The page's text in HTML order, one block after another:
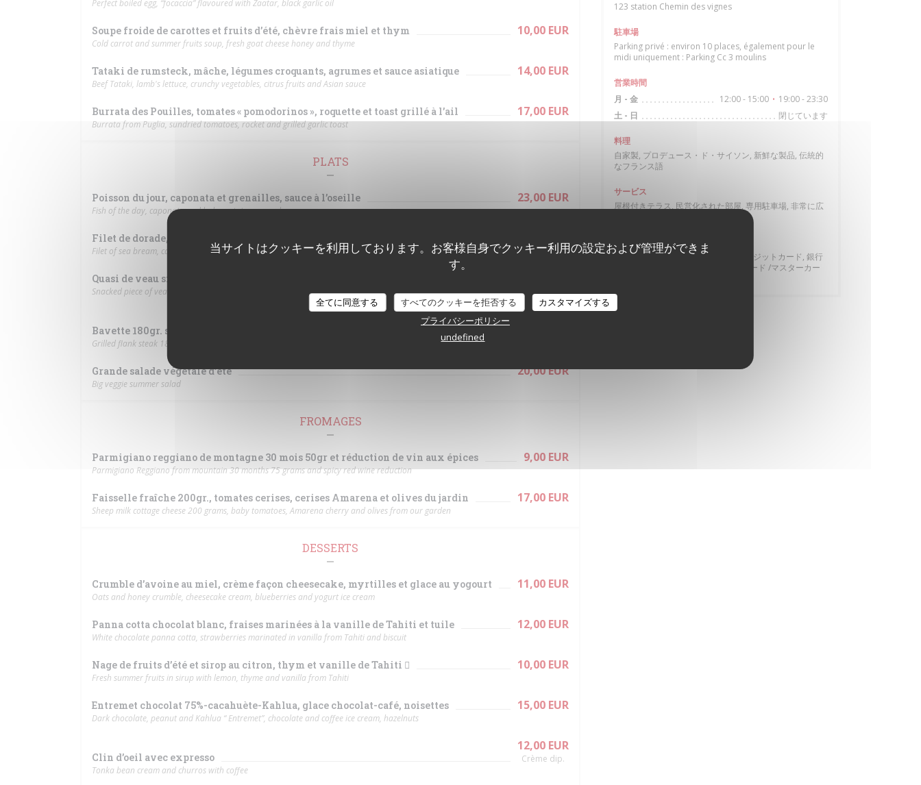
当サイトはクッキーを利用しております。お客様自身でクッキー利用の設定および管理ができま
す。
全てに同意する すべてのクッキーを拒否する
カスタマイズする
プライバシーポリシー
undefined
Perfect boiled egg, “focaccia” flavoured with Zaatar, black garlic oil
Soupe froide de carottes et fruits d’été, chèvre frais miel et thym 10,00 EUR
Cold carrot and summer fruits soup, fresh goat cheese honey and thyme
Tataki de rumsteck, mâche, légumes croquants, agrumes et sauce asiatique 14,00 EUR
Beef Tataki, lamb's lettuce, crunchy vegetables, citrus fruits and Asian sauce
Burrata des Pouilles, tomates « pomodorinos », roquette et toast grillé à l’ail 17,00 EUR
Burrata from Puglia, sundried tomatoes, rocket and grilled garlic toast
PLATS
Poisson du jour, caponata et grenailles, sauce à l’oseille 23,00 EUR
Fish of the day, caponata and baby potatoes, sorrel sauce
Filet de dorade, caponata et grenailles, sauce vierge et menthe fraîche
Filet of sea bream, caponata and baby potatoes, olive oil sauce and fresh mint
Quasi de veau snacké, légumes d’été rôtis aux herbes, coulis de poivrons
Snacked piece of veal, roasted summer vegetables with herbs, sweet red pepper sauce
Bavette 180gr. sauce au poivre et vraies frites à la graisse de bœuf au paprika
Grilled flank steak 180 gr., pepper sauce and real French fries with paprika - extra fries: 5€
Grande salade végétale d’été 20,00 EUR
Big veggie summer salad
FROMAGES
Parmigiano reggiano de montagne 30 mois 50gr et réduction de vin aux épices 9,00 EUR
Parmigiano Reggiano from mountain 30 months 75 grams and spicy red wine reduction
Faisselle fraîche 200gr., tomates cerises, cerises Amarena et olives du jardin 17,00 EUR
Sheep milk cottage cheese 200 grams, baby tomatoes, Amarena cherry and olives from our garden
DESSERTS
Crumble d’avoine au miel, crème façon cheesecake, myrtilles et glace au yogourt 11,00 EUR
Oats and honey crumble, cheesecake cream, blueberries and yogurt ice cream
Panna cotta chocolat blanc, fraises marinées à la vanille de Tahiti et tuile 12,00 EUR
White chocolate panna cotta, strawberries marinated in vanilla from Tahiti and biscuit
Nage de fruits d’été et sirop au citron, thym et vanille de Tahiti  10,00 EUR
Fresh summer fruits in sirup with lemon, thyme and vanilla from Tahiti
Entremet chocolat 75%-cacahuète-Kahlua, glace chocolat-café, noisettes 15,00 EUR
Dark chocolate, peanut and Kahlua “ Entremet”, chocolate and coffee ice cream, hazelnuts
Clin d’oeil avec expresso
12,00 EUR
Crème dip.
Tonka bean cream and churros with coffee
123 station Chemin des vignes
駐車場
Parking privé : environ 10 places, également pour le
midi uniquement : Parking Cc 3 moulins
営業時間
月 - 金 12:00 - 15:00 • 19:00 - 23:30
土 - 日 閉じています
料理
自家製, プロデュース・ド・サイソン, 新鮮な製品, 伝統的
なフランス語
サービス
屋根付きテラス, 民営化された部屋, 専用駐車場, 非常に広
ご利用可能なお支払い方法
Amex, アップルペイ, タッチ決済 クレジットカード, 銀行
振込, チェック, アメックス, ユーロカード /マスターカー